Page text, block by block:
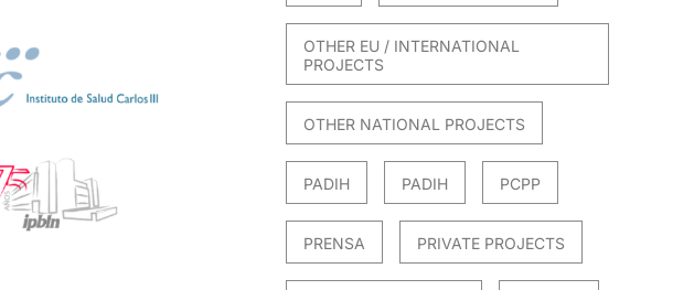
OTHER EU / INTERNATIONAL
PROJECTS
OTHER NATIONAL PROJECTS
PADIH PADIH PCPP
PRENSA PRIVATE PROJECTS